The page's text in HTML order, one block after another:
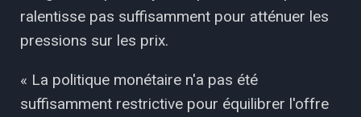
ralentisse pas suffisamment pour atténuer les
pressions sur les prix.
« La politique monétaire n'a pas été
suffisamment restrictive pour équilibrer l'offre